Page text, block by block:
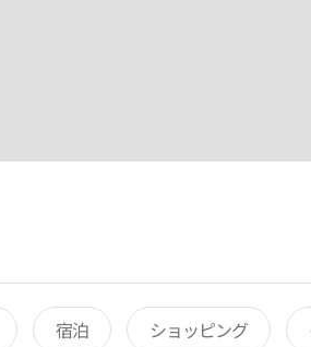
宿泊 ショッピング